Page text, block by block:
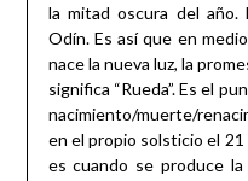
la mitad oscura del año.
Odín. Es así que en
nace la nueva luz, la
significa “Rueda”. Es el
nacimiento/muerte/
en el propio solsticio el
es cuando se produce